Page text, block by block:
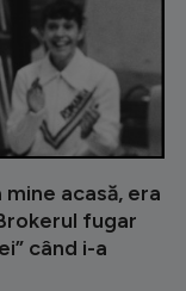
acasă, era
fugar
când i-a